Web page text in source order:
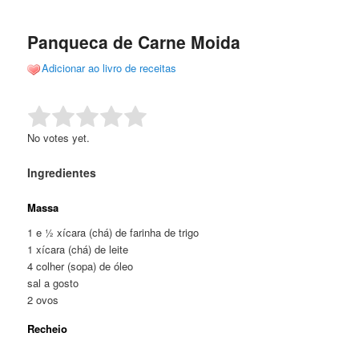
conteúdo
conteúdo
Panqueca de Carne Moida
Adicionar ao livro de receitas
Rate this item: Submit Rating
No votes yet.
Ingredientes
Massa
1 e ½ xícara (chá) de farinha de trigo
1 xícara (chá) de leite
4 colher (sopa) de óleo
sal a gosto
2 ovos
Recheio